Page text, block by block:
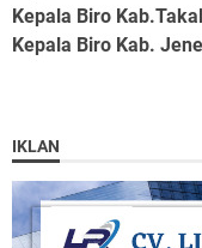
Kepala Biro
Kepala Biro Kab.
IKLAN